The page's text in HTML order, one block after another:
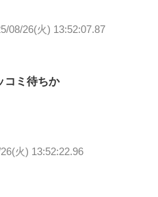
08/26(火) 13:52:07.87
コミ待ちか
火) 13:52:22.96